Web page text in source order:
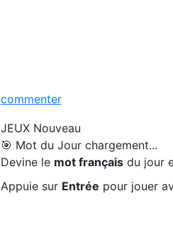
commenter
JEUX Nouveau
🎯 Mot du Jour chargement...
Devine le mot françaisdu jour
Appuie sur Entrée pour jouer